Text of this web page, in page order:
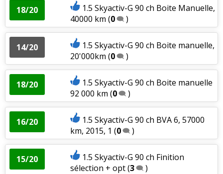
18/20
1.5 Skyactiv-G 90 ch Boite Manuelle,
40000 km (0 )
14/20
1.5 Skyactiv-G 90 ch Boite manuelle,
20'000km (0 )
18/20
1.5 Skyactiv-G 90 ch Boite manuelle
92 000 km (0 )
16/20
1.5 Skyactiv-G 90 ch BVA 6, 57000
km, 2015, 1 (0 )
15/20
1.5 Skyactiv-G 90 ch Finition
sélection + opt(3 )